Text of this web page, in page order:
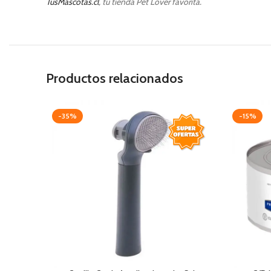
Productos relacionados
-35% -15%